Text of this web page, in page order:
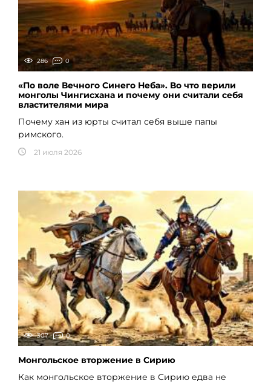
286 0
«По воле Вечного Синего Неба». Во что верили
монголы Чингисхана и почему они считали себя
властителями мира
Почему хан из юрты считал себя выше папы
римского.
21 июля 2026
307 0
Монгольское вторжение в Сирию
Как монгольское вторжение в Сирию едва не